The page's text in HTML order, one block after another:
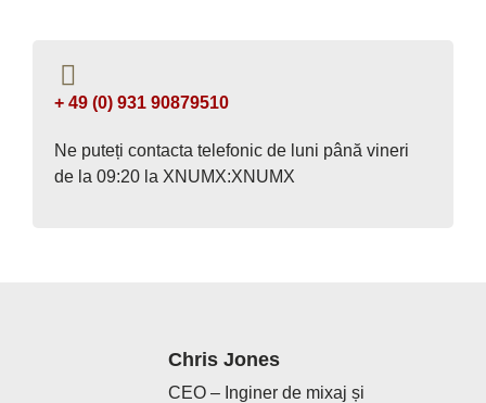
+ 49 (0) 931 90879510
Ne puteți contacta telefonic de luni până vineri
de la 09:20 la XNUMX:XNUMX
Chris Jones
CEO – Inginer de mixaj și